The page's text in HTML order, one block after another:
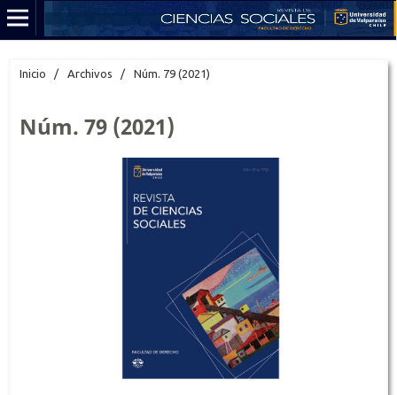
Inicio / Archivos / Núm. 79 (2021)
Núm. 79 (2021)